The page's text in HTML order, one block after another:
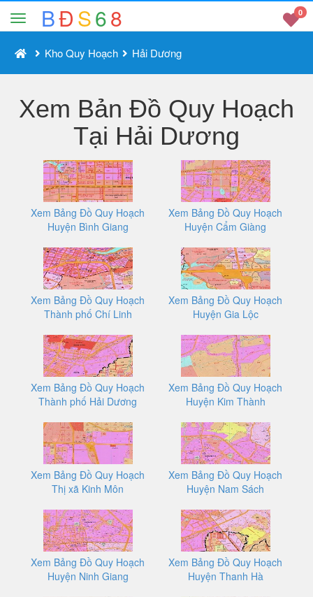
BĐS68 0
Kho Quy Hoạch Hải Dương
Xem Bản Đồ Quy Hoạch
Tại Hải Dương
Xem Bảng Đồ Quy Hoạch
Huyện Bình Giang
Xem Bảng Đồ Quy Hoạch
Huyện Cẩm Giàng
Xem Bảng Đồ Quy Hoạch
Thành phố Chí Linh
Xem Bảng Đồ Quy Hoạch
Huyện Gia Lộc
Xem Bảng Đồ Quy Hoạch
Thành phố Hải Dương
Xem Bảng Đồ Quy Hoạch
Huyện Kim Thành
Xem Bảng Đồ Quy Hoạch
Thị xã Kinh Môn
Xem Bảng Đồ Quy Hoạch
Huyện Nam Sách
Xem Bảng Đồ Quy Hoạch
Huyện Ninh Giang
Xem Bảng Đồ Quy Hoạch
Huyện Thanh Hà